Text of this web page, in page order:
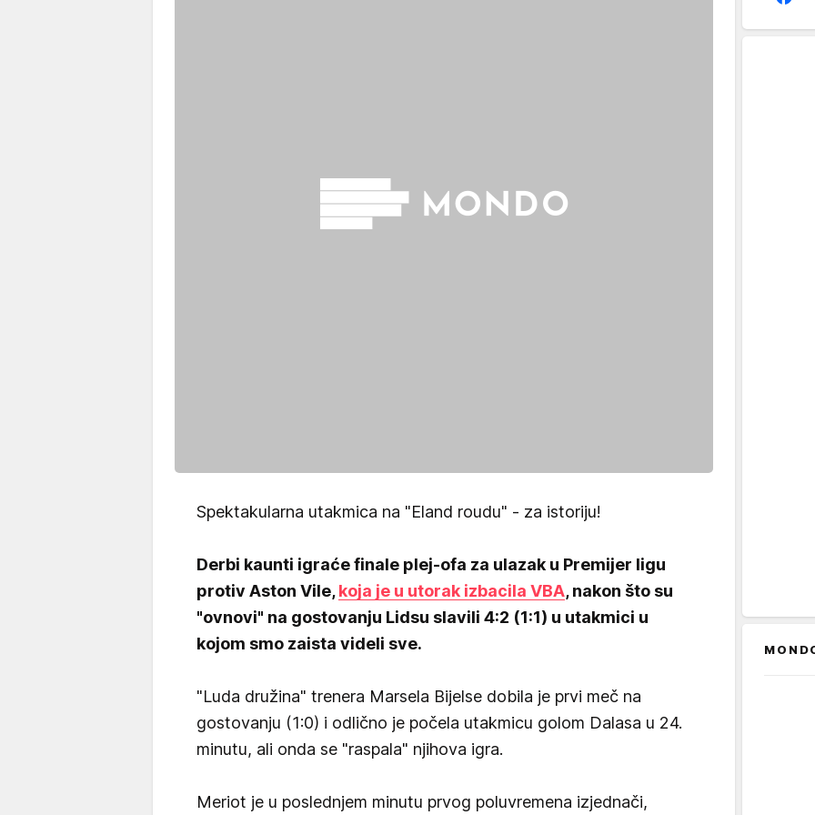
Spektakularna utakmica na "Eland roudu" - za istoriju!
Derbi kaunti igraće finale plej-ofa za ulazak u Premijer ligu
protiv Aston Vile,koja je u utorak izbacila VBA, nakon što su
"ovnovi" na gostovanju Lidsu slavili 4:2 (1:1) u utakmici u
kojom smo zaista videli sve.
"Luda družina" trenera Marsela Bijelse dobila je prvi meč na
gostovanju (1:0) i odlično je počela utakmicu golom Dalasa u 24.
minutu, ali onda se "raspala" njihova igra.
Meriot je u poslednjem minutu prvog poluvremena izjednači,